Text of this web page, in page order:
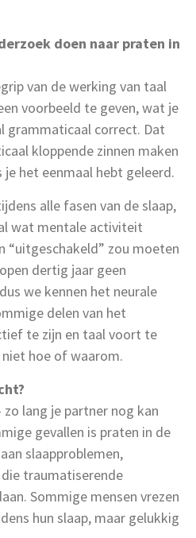
doen naar praten in
van de werking van taal
voorbeeld te geven, wat je
grammaticaal correct. Dat
kloppende zinnen maken
het eenmaal hebt geleerd.
alle fasen van de slaap,
wat mentale activiteit
“uitgeschakeld” zou moeten
dertig jaar geen
we kennen het neurale
delen van het
te zijn en taal voort te
hoe of waarom.
lang je partner nog kan
gevallen is praten in de
slaapproblemen,
traumatiserende
Sommige mensen vrezen
hun slaap, maar gelukkig